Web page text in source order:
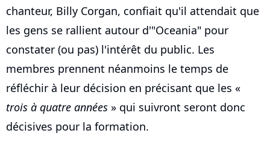
chanteur, Billy Corgan, confiait qu'il attendait que
les gens se rallient autour d'"Oceania" pour
constater (ou pas) l'intérêt du public. Les
membres prennent néanmoins le temps de
réfléchir à leur décision en précisant que les «
trois à quatre années » qui suivront seront donc
décisives pour la formation.